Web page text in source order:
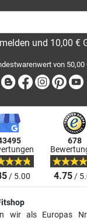
und 10,00 €
von 50,00
BlogFacebook
Instagram
/ 5.00
678
4.75/
wir als Europas